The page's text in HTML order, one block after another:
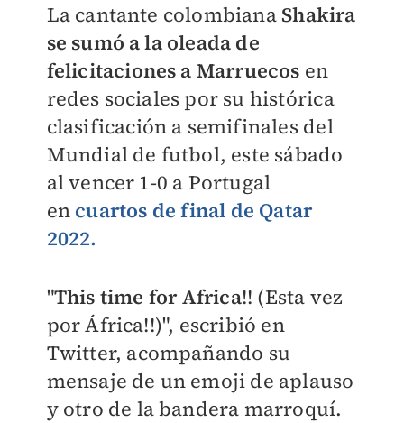
La cantante colombianaShakira
se sumó a la oleada de
felicitaciones a Marruecos en
redes sociales por su histórica
clasificación a semifinales del
Mundial de futbol, este sábado
al vencer 1-0 a Portugal
en cuartos de final de Qatar
2022.
"This time for Africa!! (Esta vez
por África!!)", escribió en
Twitter, acompañando su
mensaje de un emoji de aplauso
y otro de la bandera marroquí.